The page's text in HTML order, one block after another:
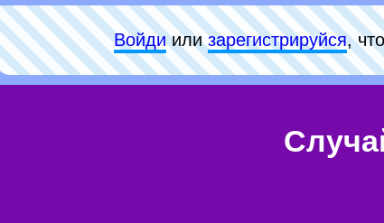
Войдиилизарeгиcтpируйся,